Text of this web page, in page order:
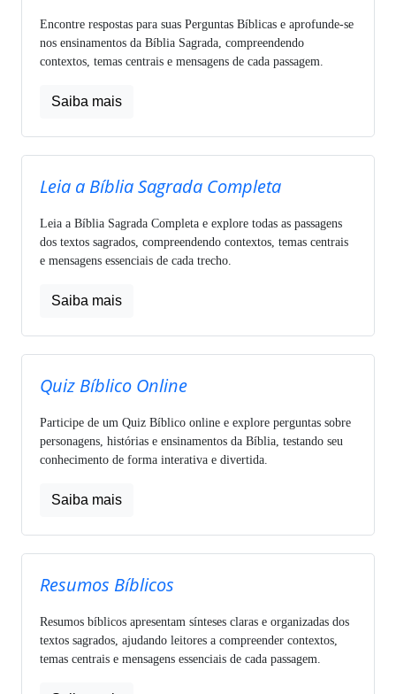
Encontre respostas para suas Perguntas Bíblicas e aprofunde-se
nos ensinamentos da Bíblia Sagrada, compreendendo
contextos, temas centrais e mensagens de cada passagem.
Saiba mais
Leia a Bíblia Sagrada Completa
Leia a Bíblia Sagrada Completa e explore todas as passagens
dos textos sagrados, compreendendo contextos, temas centrais
e mensagens essenciais de cada trecho.
Saiba mais
Quiz Bíblico Online
Participe de um Quiz Bíblico online e explore perguntas sobre
personagens, histórias e ensinamentos da Bíblia, testando seu
conhecimento de forma interativa e divertida.
Saiba mais
Resumos Bíblicos
Resumos bíblicos apresentam sínteses claras e organizadas dos
textos sagrados, ajudando leitores a compreender contextos,
temas centrais e mensagens essenciais de cada passagem.